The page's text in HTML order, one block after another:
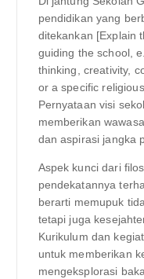
pendidikan yang
ditekankan [Explain
guiding the school,
thinking, creativity,
or a specific
Pernyataan visi
memberikan
dan aspirasi jangka
Aspek kunci dari
pendekatannya
berarti memupuk
tetapi juga
Kurikulum dan
untuk memberikan
mengeksplorasi